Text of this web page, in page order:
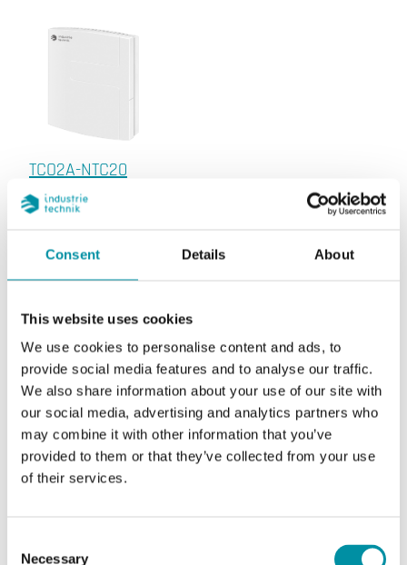
Consent Details About
This website uses cookies
We use cookies to personalise content and ads, to
provide social media features and to analyse our traffic.
We also share information about your use of our site with
our social media, advertising and analytics partners who
may combine it with other information that you’ve
provided to them or that they’ve collected from your use
of their services.
Necessary
TCO2A-NTC20
CO2+ NTC 20K
Uscita sensore
Passivo, 0–10V
Display
Intervallo di misura, temp
Segnale di uscita, gas nell'aria
0-10 V
Precisione, gas nell'aria
< ±(50 ppm + 2% del valore misurato) (25
°C)